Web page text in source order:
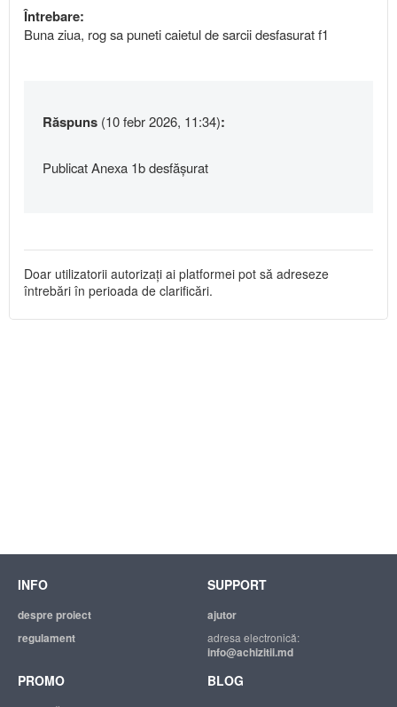
Întrebare:
Buna ziua, rog sa puneti caietul de sarcii desfasurat f1
Răspuns (10 febr 2026, 11:34):
Publicat Anexa 1b desfășurat
Doar utilizatorii autorizați ai platformei pot să adreseze
întrebări în perioada de clarificări.
INFO
despre proiect
regulament
SUPPORT
ajutor
adresa electronică:
info@achizitii.md
PROMO BLOG